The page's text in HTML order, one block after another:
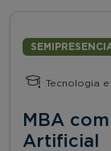
Tecnologia
MBA
Artificial